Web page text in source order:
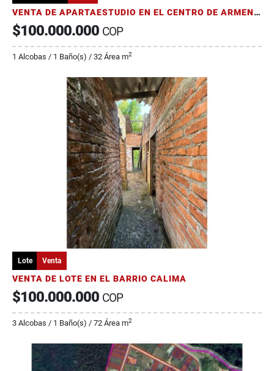
VENTA DE APARTAESTUDIO EN EL CENTRO DE ARMENIA
$100.000.000 COP
1 Alcobas / 1 Baño(s) / 32 Área m2
Lote Venta
VENTA DE LOTE EN EL BARRIO CALIMA
$100.000.000 COP
3 Alcobas / 1 Baño(s) / 72 Área m2